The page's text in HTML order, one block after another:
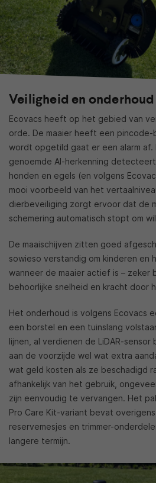
Veiligheid en onderhoud
Ecovacs heeft op het gebied van
orde. De maaier heeft een pincode-
wordt opgetild gaat er een alarm
genoemde AI-herkenning
honden en egels (en volgens
mooi voorbeeld van het
dierbeveiliging zorgt ervoor dat de
schemering automatisch stopt om
De maaischijven zitten goed
sowieso verstandig om kinderen en
wanneer de maaier actief is – zeker
behoorlijke snelheid en kracht door
Het onderhoud is volgens Ecovacs
een borstel en een tuinslang
lijnen, al verdienen de LiDAR-
aan de voorzijde wel wat extra
wat geld kosten als ze beschadigd
afhankelijk van het gebruik,
zijn eenvoudig te vervangen. Het
Pro Care Kit-variant bevat
reservemesjes en trimmer-
langere termijn.